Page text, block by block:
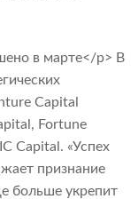
в марте</p> В
Capital
Fortune
Capital. «Успех
признание
больше укрепит